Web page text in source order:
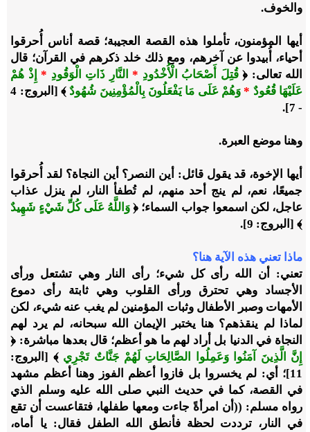
والخوف.
أيها المؤمنون، تأملوا هذه القصة العجيبة؛ قصة أناس أُحرقوا
أحياء، أُبيدوا عن آخرهم، ومع ذلك خلد ذكرهم في القرآن؛ قال
الله تعالى: ﴿قُتِلَ أَصْحَابُ الْأُخْدُودِ *النَّارِ ذَاتِ الْوَقُودِ *إِذْ هُمْ
عَلَيْهَا قُعُودٌ *وَهُمْ عَلَى مَا يَفْعَلُونَ بِالْمُؤْمِنِينَ شُهُودٌ
﴾ [البروج: 4
- 7].
وهنا موضع العبرة.
أيها الإخوة، قد يقول قائل: أين النصر؟ أين النجاة؟ لقد أُحرقوا
جميعًا، نعم، لم ينج أحد منهم، لم تُطفأ النار، لم ينزل عذاب
عاجل، لكن اسمعوا جواب السماء؛ ﴿ وَاللَّهُ عَلَى كُلِّ شَيْءٍ شَهِيدٌ
﴾ [البروج: 9].
ماذا تعني هذه الآية هنا؟
تعني: أن الله رأى كل شيء؛ رأى النار وهي تشتعل ورأى
الأجساد وهي تحترق ورأى القلوب وهي ثابتة رأى دموع
الأمهات وصبر الأطفال وثبات المؤمنين لم يغب عنه شيء، لكن
لماذا لم ينقذهم؟ هنا يختبر الإيمان الله سبحانه، لم يرد لهم
النجاة في الدنيا بل أراد لهم ما هو أعظم؛ قال بعدها مباشرة: ﴿
إِنَّ الَّذِينَ آمَنُوا وَعَمِلُوا الصَّالِحَاتِ لَهُمْ جَنَّاتٌ تَجْرِي ﴾ [البروج:
11]؛ أي: لم يخسروا بل فازوا أعظم الفوز وهنا أعظم مشهد
في القصة، كما في حديث النبي صلى الله عليه وسلم الذي
رواه مسلم: ((أن امرأةً جاءت ومعها طفلها، فتقاعست أن تقع
في النار، ترددت لحظة فأنطق الله الطفل فقال: يا أماه،